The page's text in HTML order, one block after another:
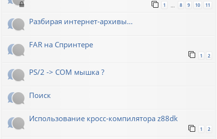
1 … 8 9 10 11
Разбирая интернет-архивы...
FAR на Спринтере
1 2
PS/2 -> COM мышка ?
Поиск
Использование кросс-компилятора z88dk
1 2